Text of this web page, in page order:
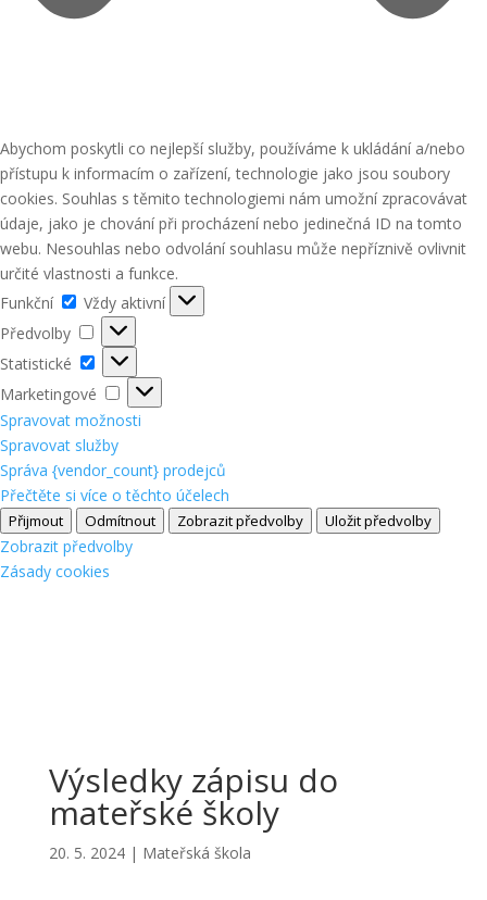
Abychom poskytli co nejlepší služby, používáme k ukládání a/nebo
přístupu k informacím o zařízení, technologie jako jsou soubory
cookies. Souhlas s těmito technologiemi nám umožní zpracovávat
údaje, jako je chování při procházení nebo jedinečná ID na tomto
webu. Nesouhlas nebo odvolání souhlasu může nepříznivě ovlivnit
určité vlastnosti a funkce.
Funkční
Funkční
Vždy aktivní
Předvolby
Předvolby
Statistické
Statistické
Marketingové
Marketingové
Spravovat možnosti
Spravovat služby
Správa {vendor_count} prodejců
Přečtěte si více o těchto účelech
Přijmout Odmítnout Zobrazit předvolby Uložit předvolby
Zobrazit předvolby
Zásady cookies
Výsledky zápisu do
mateřské školy
20. 5. 2024| Mateřská škola